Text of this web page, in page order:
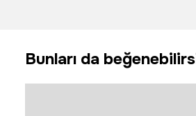
düştüğü
ortaya
Bunları da